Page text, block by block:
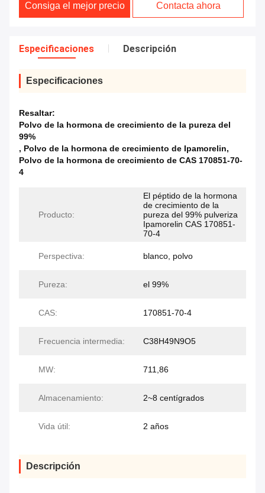
Consiga el mejor precio Contacta ahora
Especificaciones Descripción
Especificaciones
Resaltar:
Polvo de la hormona de crecimiento de la pureza del
99%
, Polvo de la hormona de crecimiento de Ipamorelin,
Polvo de la hormona de crecimiento de CAS 170851-70-
4
Producto:
El péptido de la hormona
de crecimiento de la
pureza del 99% pulveriza
Ipamorelin CAS 170851-
70-4
Perspectiva: blanco, polvo
Pureza: el 99%
CAS: 170851-70-4
Frecuencia intermedia: C38H49N9O5
MW: 711,86
Almacenamiento: 2~8 centígrados
Vida útil: 2 años
Descripción